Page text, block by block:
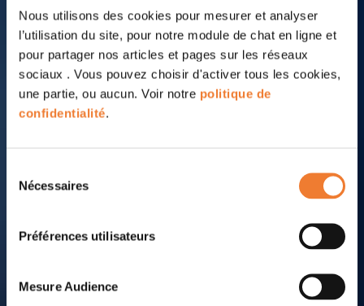
Nous utilisons des cookies pour mesurer et analyser
l’utilisation du site, pour notre module de chat en ligne et
pour partager nos articles et pages sur les réseaux
sociaux . Vous pouvez choisir d'activer tous les cookies,
une partie, ou aucun. Voir notre politique de
confidentialité.
Nécessaires
Préférences utilisateurs
Mesure Audience